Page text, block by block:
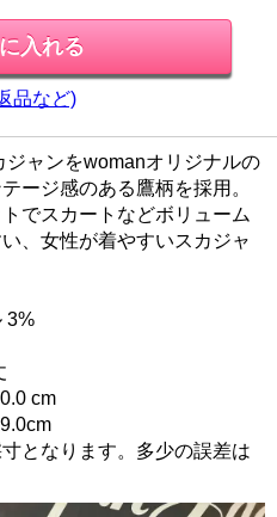
品など)
ャンをwomanオリジナルの
ージ感のある鷹柄を採用。
でスカートなどボリューム
、女性が着やすいスカジャ
3%
cm
となります。多少の誤差は